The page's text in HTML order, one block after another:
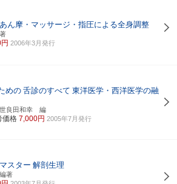
あん摩・マッサージ・指圧による全身調整
2006年3月発行
めの 舌診のすべて 東洋医学・西洋医学の融
世良田和幸 編
価格 7,000円 2005年7月発行
スター 解剖生理
著